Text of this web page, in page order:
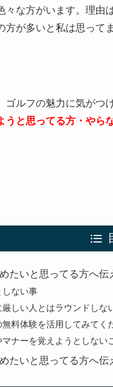
々な方がいます。理由
が多いと私は思ってま
ゴルフの魅力に気がつ
うと思ってる方・やら
たいと思ってる方へ伝
しない事
しい人とはラウンドしな
料体験を活用してみてく
ナーを覚えようとしない
たいと思ってる方へ伝